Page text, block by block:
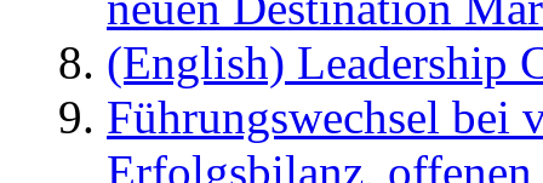
(English) Leadership
Führungswechsel bei
Erfolgsbilanz,